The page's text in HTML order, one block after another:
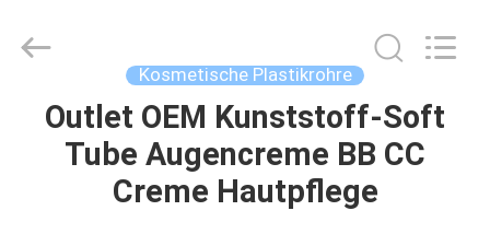
HAUS
PRODUKTE
Plastic
Reserved.
Kosmetische Plastikrohre
Outlet OEM Kunststoff-Soft
Tube Augencreme BB CC
Creme Hautpflege